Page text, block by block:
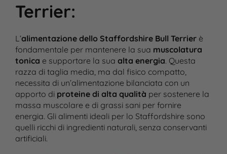
Terrier:
L’alimentazione dello Staffordshire Bull Terrierè
fondamentale per mantenere la sua muscolatura
tonica e supportare la sua alta energia. Questa
razza di taglia media, ma dal fisico compatto,
necessita di un’alimentazione bilanciata con un
apporto di proteine di alta qualità per sostenere la
massa muscolare e di grassi sani per fornire
energia. Gli alimenti ideali per lo Staffordshire sono
quelli ricchi di ingredienti naturali, senza conservanti
artificiali.